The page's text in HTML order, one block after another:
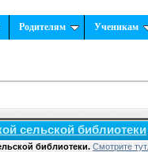
Родителям Ученикам
сельской библиотеки
библиотеки. Смотрите тут.